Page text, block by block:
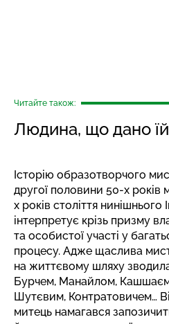
Читайте також:
Людина, що дано
Історію образотворчого
другої половини 50-х років
х років століття нинішнього
інтерпретує крізь призму
та особистої участі у
процесу. Адже щаслива
на життєвому шляху
Бурчем, Манайлом,
Шутєвим, Контратовичем…
митець намагався